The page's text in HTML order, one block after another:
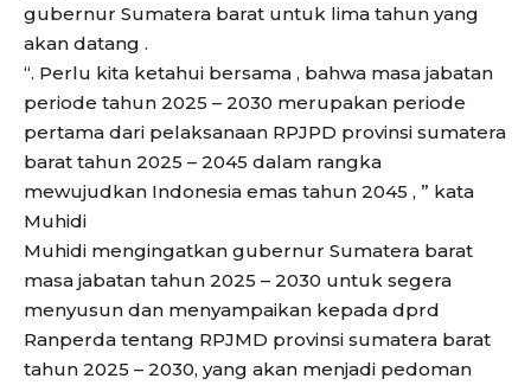
gubernur Sumatera barat untuk lima tahun yang
akan datang .
“. Perlu kita ketahui bersama , bahwa masa jabatan
periode tahun 2025 – 2030 merupakan periode
pertama dari pelaksanaan RPJPD provinsi sumatera
barat tahun 2025 – 2045 dalam rangka
mewujudkan Indonesia emas tahun 2045 , ” kata
Muhidi
Muhidi mengingatkan gubernur Sumatera barat
masa jabatan tahun 2025 – 2030 untuk segera
menyusun dan menyampaikan kepada dprd
Ranperda tentang RPJMD provinsi sumatera barat
tahun 2025 – 2030, yang akan menjadi pedoman